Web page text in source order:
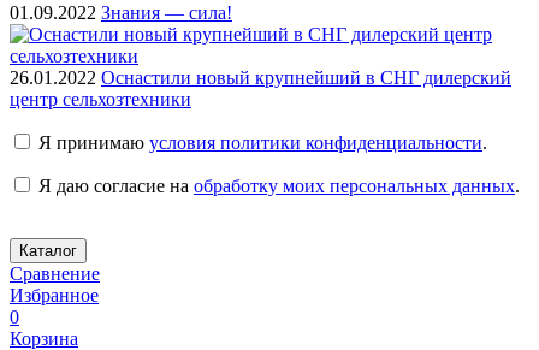
01.09.2022 Знания — сила!
26.01.2022 Оснастили новый крупнейший в СНГ дилерский
центр сельхозтехники
Я принимаю условия политики конфиденциальности.
Я даю согласие на обработку моих персональных данных.
Каталог
Сравнение
Избранное
0
Корзина